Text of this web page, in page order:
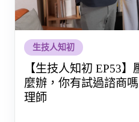
生技人知初
【生技人知初 EP53
麼辦，你有試過諮商
理師